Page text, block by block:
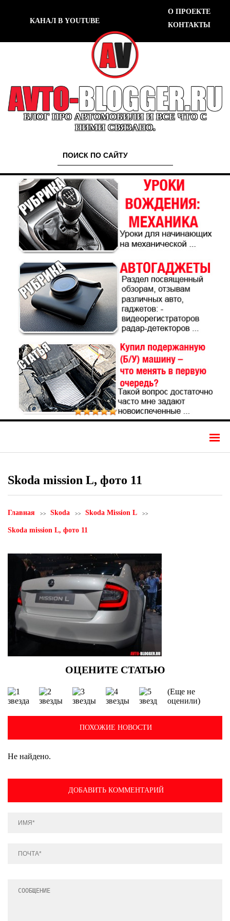
КАНАЛ В YOUTUBE
О ПРОЕКТЕ
КОНТАКТЫ
БЛОГ ПРО АВТОМОБИЛИ И ВСЕ ЧТО С
НИМИ СВЯЗАНО.
Skoda mission L, фото 11
Главная Skoda Skoda Mission L
Skoda mission L, фото 11
(Еще не
оценили)
ПОХОЖИЕ НОВОСТИ
Не найдено.
ДОБАВИТЬ КОММЕНТАРИЙ